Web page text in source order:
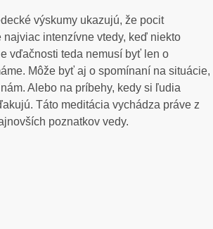
výskumy ukazujú, že pocit
intenzívne vtedy, keď niekto
vďačnosti teda nemusí byť len o
Môže byť aj o spomínaní na situácie,
Alebo na príbehy, kedy si ľudia
Táto meditácia vychádza práve z
poznatkov vedy.